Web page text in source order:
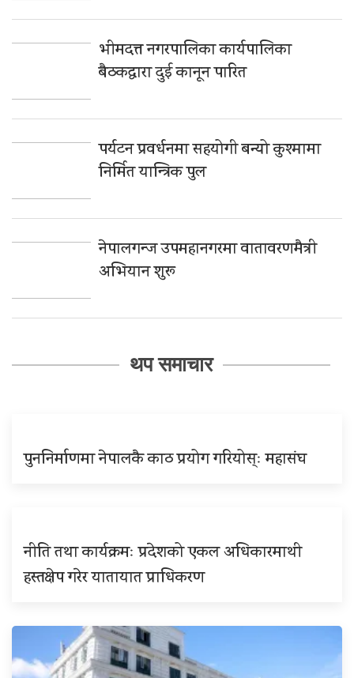
भीमदत्त नगरपालिका कार्यपालिका
बैठकद्वारा दुई कानून पारित
पर्यटन प्रवर्धनमा सहयोगी बन्यो कुश्मामा
निर्मित यान्त्रिक पुल
नेपालगन्ज उपमहानगरमा वातावरणमैत्री
अभियान शुरू
थप समाचार
पुननिर्माणमा नेपालकै काठ प्रयोग गरियोस्ः महासंघ
नीति तथा कार्यक्रमः प्रदेशको एकल अधिकारमाथी
हस्तक्षेप गरेर यातायात प्राधिकरण